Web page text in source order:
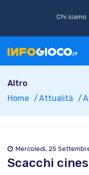
Chi siamo
Altro
Home
Attualità
Mercoledì, 25
Scacchi